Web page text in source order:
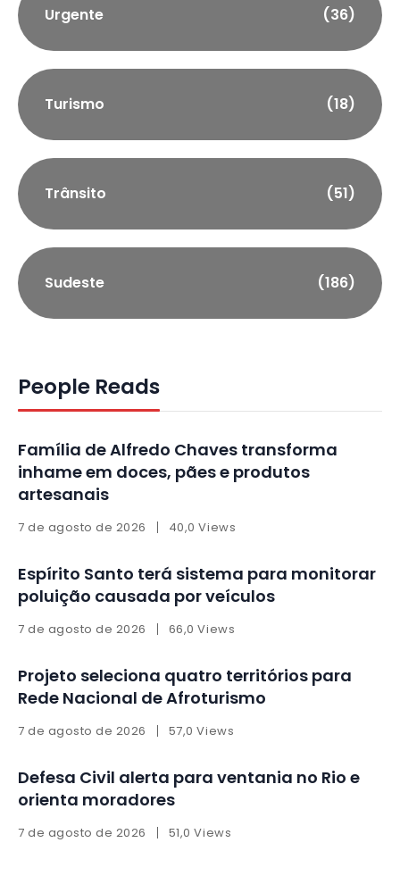
Urgente (36)
Turismo (18)
Trânsito (51)
Sudeste (186)
People Reads
Família de Alfredo Chaves transforma
inhame em doces, pães e produtos
artesanais
7 de agosto de 2026 40,0 Views
Espírito Santo terá sistema para monitorar
poluição causada por veículos
7 de agosto de 2026 66,0 Views
Projeto seleciona quatro territórios para
Rede Nacional de Afroturismo
7 de agosto de 2026 57,0 Views
Defesa Civil alerta para ventania no Rio e
orienta moradores
7 de agosto de 2026 51,0 Views